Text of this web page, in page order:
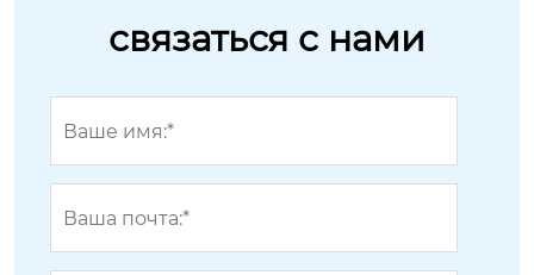
связаться с нами